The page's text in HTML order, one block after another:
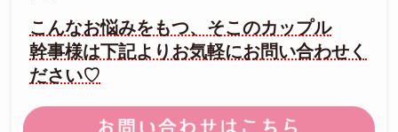
こんなお悩みをもつ、そこのカップル
幹事様は下記よりお気軽にお問い合わせく
ださい♡